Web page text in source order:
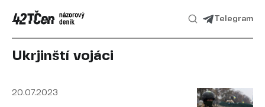
Telegram
Ukrjinští vojáci
20.07.2023